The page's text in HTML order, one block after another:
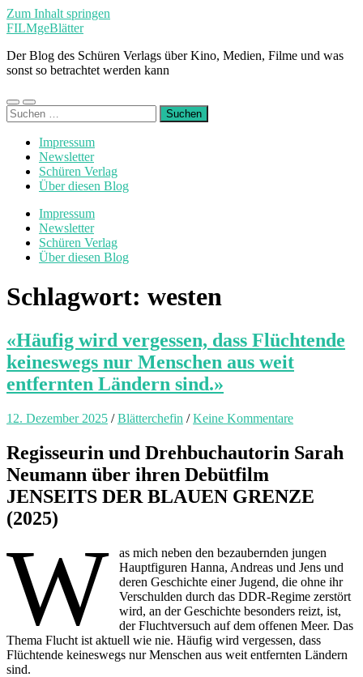
Zum Inhalt springen
FILMgeBlätter
Der Blog des Schüren Verlags über Kino, Medien, Filme und was
sonst so betrachtet werden kann
Mobile-
Menü
Suchfeld
ein-/ausblenden
Suchen
nach:
Impressum
Newsletter
Schüren Verlag
Über diesen Blog
Impressum
Newsletter
Schüren Verlag
Über diesen Blog
Schlagwort: westen
«Häufig wird vergessen, dass Flüchtende
keineswegs nur Menschen aus weit
entfernten Ländern sind.»
12. Dezember 2025 /Blätterchefin /Keine Kommentare
Regisseurin und Drehbuchautorin Sarah
Neumann über ihren Debütfilm
JENSEITS DER BLAUEN GRENZE
(2025)
W
as mich neben den bezaubernden jungen
Hauptfiguren Hanna, Andreas und Jens und
deren Geschichte einer Jugend, die ohne ihr
Verschulden durch das DDR-Regime zerstört
wird, an der Geschichte besonders reizt, ist,
der Fluchtversuch auf dem offenen Meer. Das
Thema Flucht ist aktuell wie nie. Häufig wird vergessen, dass
Flüchtende keineswegs nur Menschen aus weit entfernten Ländern
sind.